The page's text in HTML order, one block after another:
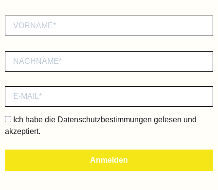
Ich habe die Datenschutzbestimmungen gelesen und
akzeptiert.